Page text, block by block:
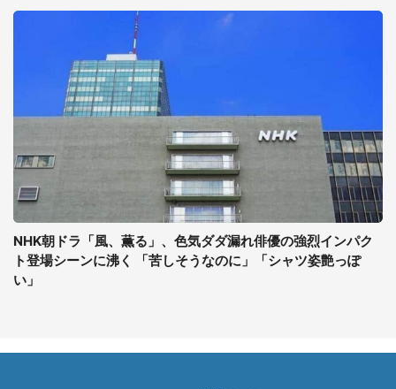
NHK朝ドラ「風、薫る」、色気ダダ漏れ俳優の強烈インパク
ト登場シーンに沸く 「苦しそうなのに」「シャツ姿艶っぽ
い」